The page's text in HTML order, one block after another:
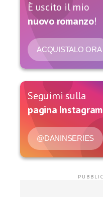
È uscito il mio
nuovo romanzo!
ACQUISTALO ORA
Seguimi sulla
pagina Instagram
@DANINSERIES